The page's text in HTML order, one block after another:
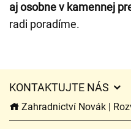
aj osobne v kamennej
radi poradíme.
KONTAKTUJTE NÁS
Zahradnictví Novák |